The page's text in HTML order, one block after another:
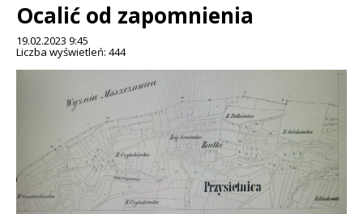
Ocalić od zapomnienia
19.02.2023 9:45
Liczba wyświetleń: 444